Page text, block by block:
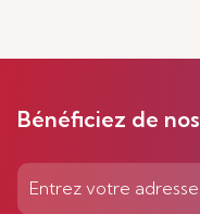
Bénéficiez de